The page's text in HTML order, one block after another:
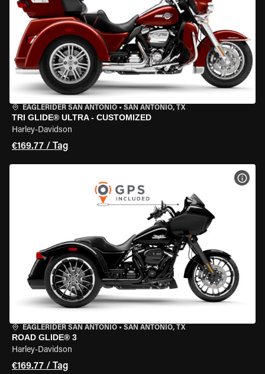
EAGLERIDER SAN ANTONIO • SAN ANTONIO, TX
TRI GLIDE® ULTRA - CUSTOMIZED
Harley-Davidson
€169.77 / Tag
EAGLERIDER SAN ANTONIO • SAN ANTONIO, TX
ROAD GLIDE® 3
Harley-Davidson
€169.77 / Tag